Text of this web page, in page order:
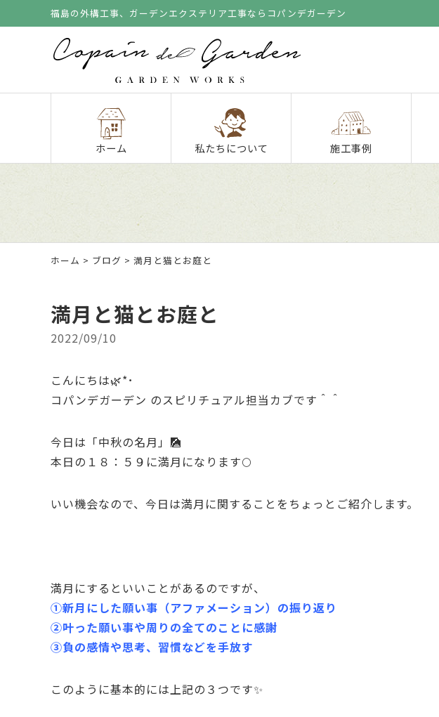
福島の外構工事、ガーデンエクステリア工事ならコパンデガーデン
ホーム 私たちについて 施工事例
ホーム > ブログ > 満月と猫とお庭と
満月と猫とお庭と
2022/09/10
こんにちは🌿*･
コパンデガーデン のスピリチュアル担当カブです＾＾
今日は「中秋の名月」🎑
本日の１８：５９に満月になります🌕
いい機会なので、今日は満月に関することをちょっとご紹介します。
満月にするといいことがあるのですが、
①新月にした願い事（アファメーション）の振り返り
②叶った願い事や周りの全てのことに感謝
③負の感情や思考、習慣などを手放す
このように基本的には上記の３つです✨